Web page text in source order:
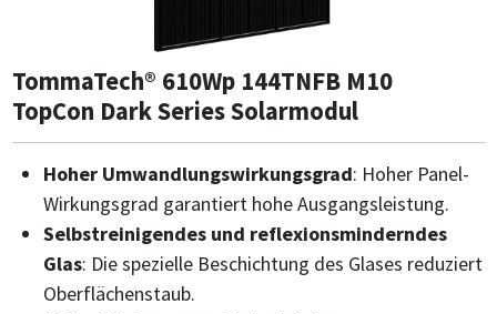
TommaTech® 610Wp 144TNFB M10
TopCon Dark Series Solarmodul
Hoher Umwandlungswirkungsgrad: Hoher Panel-
Wirkungsgrad garantiert hohe Ausgangsleistung.
Selbstreinigendes und reflexionsminderndes
Glas: Die spezielle Beschichtung des Glases reduziert
Oberflächenstaub.